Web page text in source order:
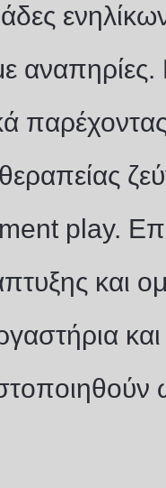
αναπηρίες.
play.
και